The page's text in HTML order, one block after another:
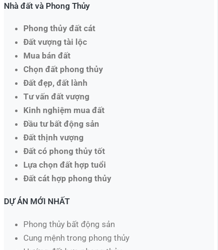
Nhà đất và Phong Thủy
Phong thủy đất cát
Đất vượng tài lộc
Mua bán đất
Chọn đất phong thủy
Đất đẹp, đất lành
Tư vấn đất vượng
Kinh nghiệm mua đất
Đầu tư bất động sản
Đất thịnh vượng
Đất có phong thủy tốt
Lựa chọn đất hợp tuổi
Đất cát hợp phong thủy
DỰ ÁN MỚI NHẤT
Phong thủy bất động sản
Cung mệnh trong phong thủy